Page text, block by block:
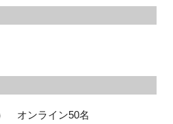
オンライン50名